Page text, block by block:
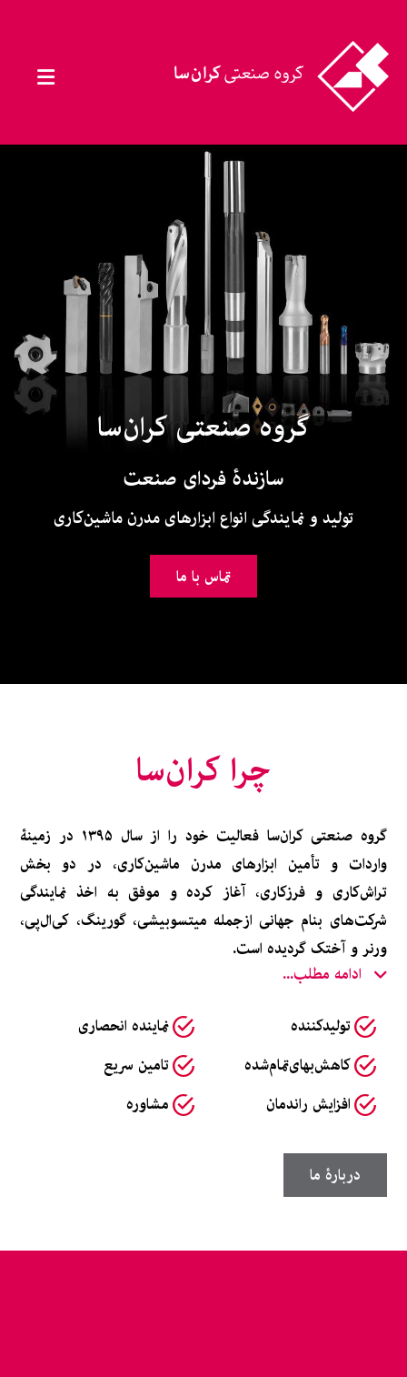
گروه صنعتی کران‌سا
سازندۀ فردای صنعت
تولید و نمایندگی انواع ابزارهای مدرن ماشین‌کاری
تماس با ما
چرا کران‌سا
گروه صنعتی کران‌سا فعالیت خود را از سال ۱۳۹۵ در زمینۀ
واردات و تأمین ابزارهای مدرن ماشین‌کاری، در دو بخش
تراش‌کاری و فرزکاری، آغاز کرده و موفق به اخذ نمایندگی
شرکت‌های بنام جهانی ازجمله میتسوبیشی، گورینگ، کی‌ال‌پی،
ورنر و آختک گردیده است.
ادامه مطلب...
تولیدکننده
نماینده انحصاری
کاهش‌بهای‌تمام‌شده
تامین سریع
افزایش راندمان
مشاوره
دربارۀ ما